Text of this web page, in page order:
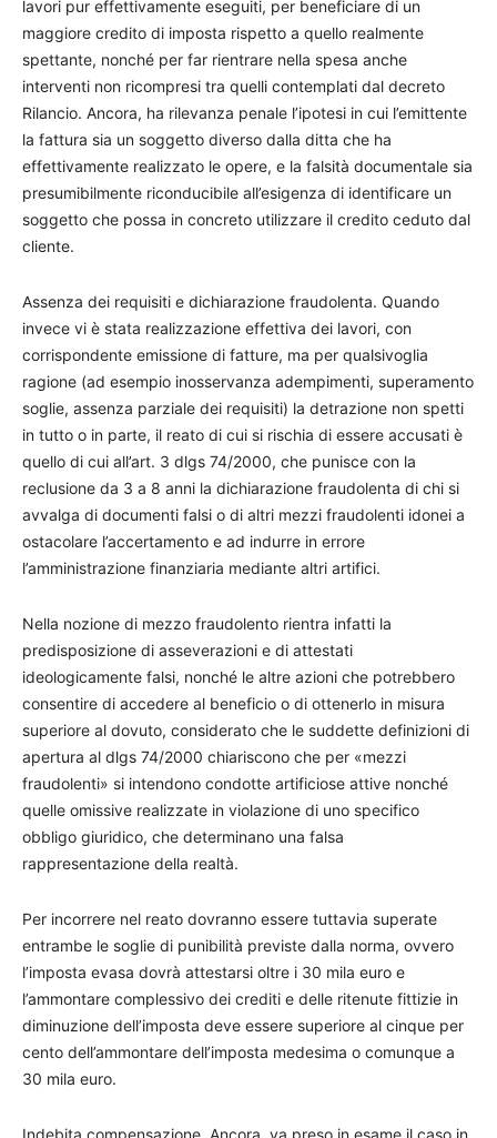
lavori pur effettivamente eseguiti, per beneficiare di un
maggiore credito di imposta rispetto a quello realmente
spettante, nonché per far rientrare nella spesa anche
interventi non ricompresi tra quelli contemplati dal decreto
Rilancio. Ancora, ha rilevanza penale l’ipotesi in cui l’emittente
la fattura sia un soggetto diverso dalla ditta che ha
effettivamente realizzato le opere, e la falsità documentale sia
presumibilmente riconducibile all’esigenza di identificare un
soggetto che possa in concreto utilizzare il credito ceduto dal
cliente.
Assenza dei requisiti e dichiarazione fraudolenta. Quando
invece vi è stata realizzazione effettiva dei lavori, con
corrispondente emissione di fatture, ma per qualsivoglia
ragione (ad esempio inosservanza adempimenti, superamento
soglie, assenza parziale dei requisiti) la detrazione non spetti
in tutto o in parte, il reato di cui si rischia di essere accusati è
quello di cui all’art. 3 dlgs 74/2000, che punisce con la
reclusione da 3 a 8 anni la dichiarazione fraudolenta di chi si
avvalga di documenti falsi o di altri mezzi fraudolenti idonei a
ostacolare l’accertamento e ad indurre in errore
l’amministrazione finanziaria mediante altri artifici.
Nella nozione di mezzo fraudolento rientra infatti la
predisposizione di asseverazioni e di attestati
ideologicamente falsi, nonché le altre azioni che potrebbero
consentire di accedere al beneficio o di ottenerlo in misura
superiore al dovuto, considerato che le suddette definizioni di
apertura al dlgs 74/2000 chiariscono che per «mezzi
fraudolenti» si intendono condotte artificiose attive nonché
quelle omissive realizzate in violazione di uno specifico
obbligo giuridico, che determinano una falsa
rappresentazione della realtà.
Per incorrere nel reato dovranno essere tuttavia superate
entrambe le soglie di punibilità previste dalla norma, ovvero
l’imposta evasa dovrà attestarsi oltre i 30 mila euro e
l’ammontare complessivo dei crediti e delle ritenute fittizie in
diminuzione dell’imposta deve essere superiore al cinque per
cento dell’ammontare dell’imposta medesima o comunque a
30 mila euro.
Indebita compensazione. Ancora, va preso in esame il caso in